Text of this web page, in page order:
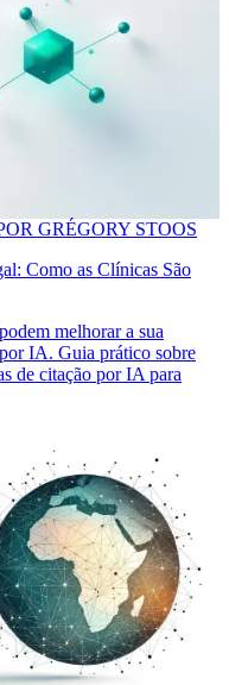
GRÉGORY STOOS
Como as Clínicas São
melhorar a sua
IA. Guia prático sobre
de citação por IA para